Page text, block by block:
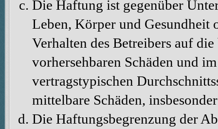
Die Haftung ist gegenüber
Leben, Körper und Gesundheit
Verhalten des Betreibers auf
vorhersehbaren Schäden und
vertragstypischen
mittelbare Schäden,
Die Haftungsbegrenzung der